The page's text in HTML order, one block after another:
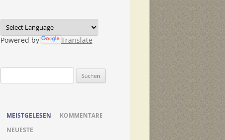
Powered by Translate
nach:
MEISTGELESEN
KOMMENTARE
NEUESTE